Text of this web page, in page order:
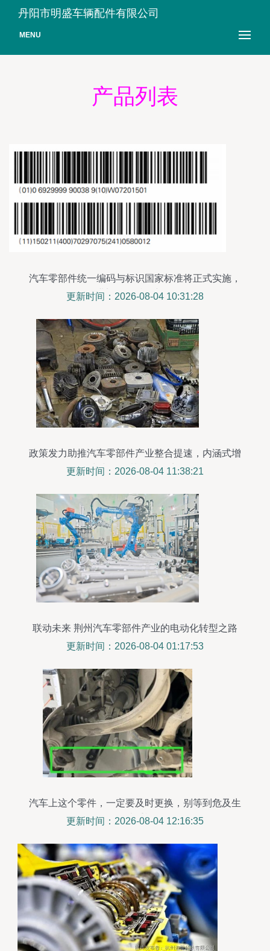
丹阳市明盛车辆配件有限公司
MENU
产品列表
汽车零部件统一编码与标识国家标准将正式实施，
行业迈向标准化新阶段
更新时间：2026-08-04 10:31:28
政策发力助推汽车零部件产业整合提速，内涵式增
长与智能协同成焦点
更新时间：2026-08-04 11:38:21
联动未来 荆州汽车零部件产业的电动化转型之路
更新时间：2026-08-04 01:17:53
汽车上这个零件，一定要及时更换，别等到危及生
命才重视
更新时间：2026-08-04 12:16:35